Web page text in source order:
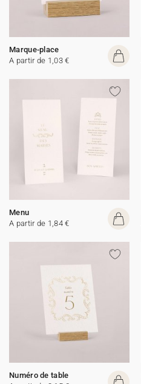
Marque-place
A partir de 1,03 €
Menu
A partir de 1,84 €
Numéro de table